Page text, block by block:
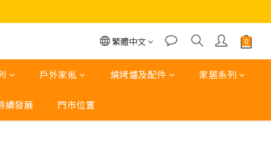
繁體中文
戶外家俬 燒烤爐及配件 家居系列
續發展 門市位置